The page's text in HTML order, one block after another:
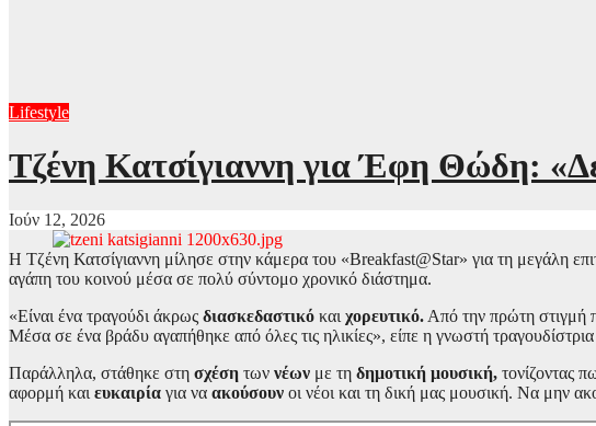
Lifestyle
Τζένη Κατσίγιαννη για Έφη Θώδη:
Ιούν 12, 2026
Η Τζένη Κατσίγιαννη μίλησε στην κάμερα του «Breakfast@Star» για τη μεγάλη
αγάπη του κοινού μέσα σε πολύ σύντομο χρονικό διάστημα.
«Είναι ένα τραγούδι άκρως διασκεδαστικό και χορευτικό. Από την πρώτη στιγμή
Μέσα σε ένα βράδυ αγαπήθηκε από όλες τις ηλικίες», είπε η γνωστή
Παράλληλα, στάθηκε στη σχέση των νέων με τη δημοτική μουσική, τονίζοντας
αφορμή και ευκαιρία για να ακούσουν οι νέοι και τη δική μας μουσική. Να μην